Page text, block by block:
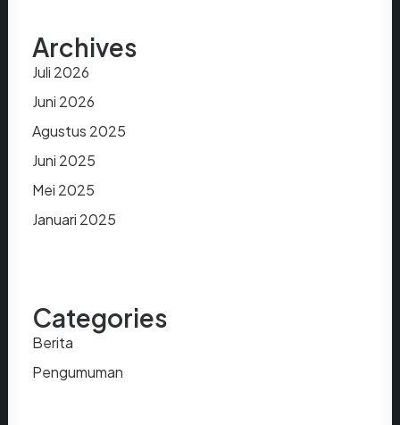
Archives
Juli 2026
Juni 2026
Agustus 2025
Juni 2025
Mei 2025
Januari 2025
Categories
Berita
Pengumuman